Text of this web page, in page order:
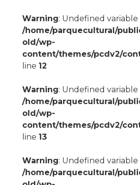
Warning: Undefined variable
/home/parquecultural/
old/wp-
content/themes/pcdv2/
line 12
Warning: Undefined variable
/home/parquecultural/
old/wp-
content/themes/pcdv2/
line 13
Warning: Undefined variable
/home/parquecultural/